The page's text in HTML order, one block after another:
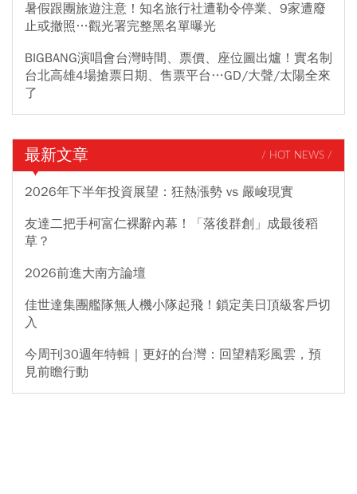
暑假跟團旅遊注意！知名旅行社遭勒令停業、9家遭廢
止或撤照…觀光署完整黑名單曝光
BIGBANG演唱會台灣時間、票價、座位圖出爐！實名制
台北高雄4場搶票日期、售票平台…GD/大聲/太陽全來
了
最新文章 / HOT NEWS /
2026年下半年投資展望：狂熱漲勢 vs 嚴峻現實
友達二把手柯富仁裸辭內幕！「落後群創」成最後稻
草？
2026前進大南方論壇
佳世達集團艦隊無人機小隊起飛！鎖定美日頂級客戶切
入
今周刊30週年特輯｜更好的台灣：回望精彩風雲，預
見前瞻行動